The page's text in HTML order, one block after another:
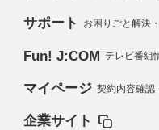
サポート お困りごと解決
Fun! J:COM テレビ番組
マイページ 契約内容確認
企業サイト